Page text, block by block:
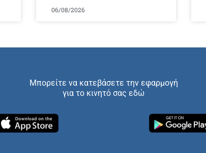
06/08/2026
Μπορείτε να κατεβάσετε την εφαρμογή
για το κινητό σας εδώ